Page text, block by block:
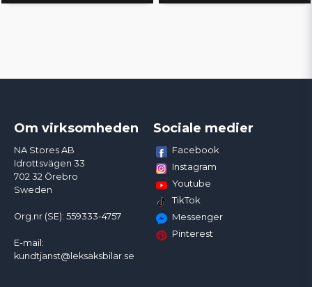
Om virksomheden
NA Stores AB
Idrottsvägen 33
702 32 Örebro
Sweden
Org.nr (SE): 559333-4757
E-mail:
kundtjanst@leksaksbilar.se
Sociale medier
Facebook
Instagram
Youtube
TikTok
Messenger
Pinterest